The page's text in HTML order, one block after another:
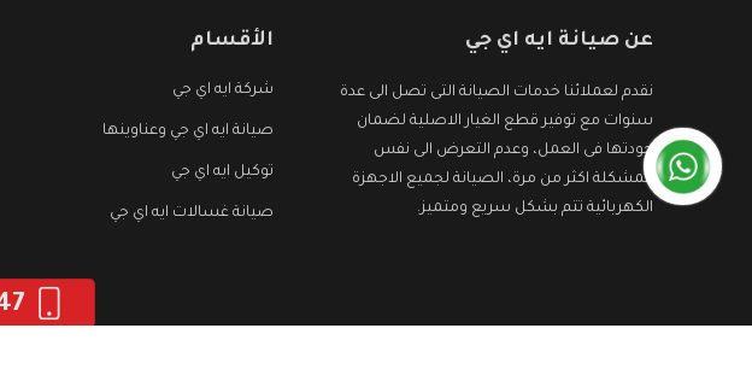
عن صيانة ايه اي جي
نقدم لعملائنا خدمات الصيانة التى تصل الى عدة
سنوات مع توفير قطع الغيار الاصلية لضمان
جودتها فى العمل، وعدم التعرض الى نفس
المشكلة اكثر من مرة، الصيانة لجميع الاجهزة
الكهربائية تتم بشكل سريع ومتميز.
الأقسام
شركة ايه اي جي
صيانة ايه اي جي وعناوينها
توكيل ايه اي جي
صيانة غسالات ايه اي جي